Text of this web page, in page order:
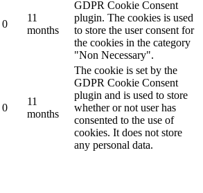
0
11
months
GDPR Cookie Consent
plugin. The cookies is used
to store the user consent for
the cookies in the category
"Non Necessary".
0
11
months
The cookie is set by the
GDPR Cookie Consent
plugin and is used to store
whether or not user has
consented to the use of
cookies. It does not store
any personal data.